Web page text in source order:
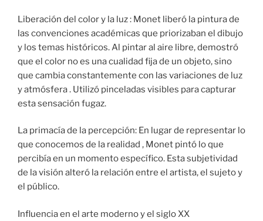
Liberación del color y la luz : Monet liberó la pintura de
las convenciones académicas que priorizaban el dibujo
y los temas históricos. Al pintar al aire libre, demostró
que el color no es una cualidad fija de un objeto, sino
que cambia constantemente con las variaciones de luz
y atmósfera . Utilizó pinceladas visibles para capturar
esta sensación fugaz.
La primacía de la percepción: En lugar de representar lo
que conocemos de la realidad , Monet pintó lo que
percibía en un momento específico. Esta subjetividad
de la visión alteró la relación entre el artista, el sujeto y
el público.
Influencia en el arte moderno y el siglo XX